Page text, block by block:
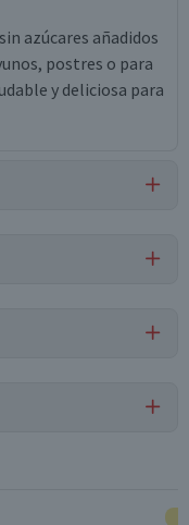
azúcares añadidos
postres o para
y deliciosa para
ácido